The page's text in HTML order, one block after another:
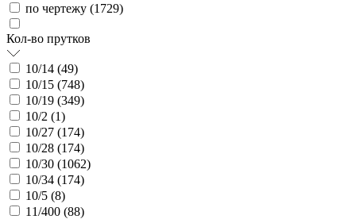
по чертежу (1729)
Кол-во прутков
10/14 (49)
10/15 (748)
10/19 (349)
10/2 (1)
10/27 (174)
10/28 (174)
10/30 (1062)
10/34 (174)
10/5 (8)
11/400 (88)